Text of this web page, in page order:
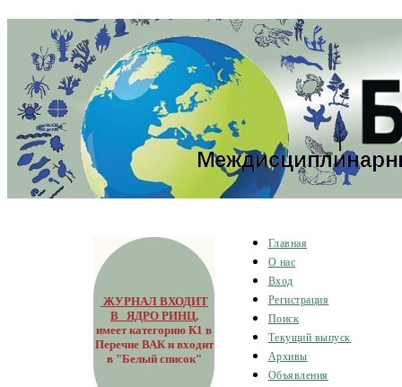
ЖУРНАЛ ВХОДИТ
В ЯДРО РИНЦ,
имеет категорию К1 в
Перечне ВАК и входит
в "Белый список"
Главная
О нас
Вход
Регистрация
Поиск
Текущий выпуск
Архивы
Объявления